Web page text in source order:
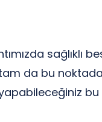
sağlıklı
da bu